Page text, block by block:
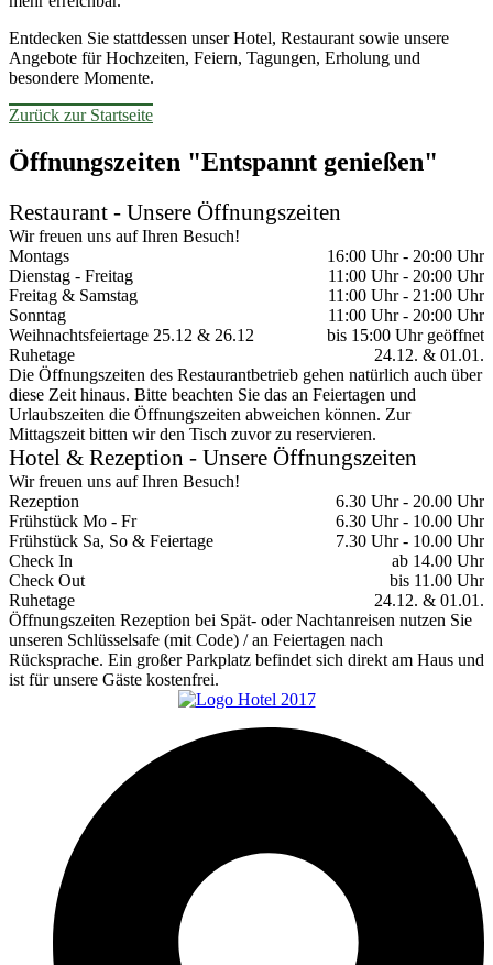
Entdecken Sie stattdessen unser Hotel, Restaurant sowie unsere
Angebote für Hochzeiten, Feiern, Tagungen, Erholung und
besondere Momente.
Zurück zur Startseite
Öffnungszeiten "Entspannt genießen"
Restaurant - Unsere Öffnungszeiten
Wir freuen uns auf Ihren Besuch!
Montags
16:00 Uhr - 20:00 Uhr
Dienstag - Freitag
11:00 Uhr - 20:00 Uhr
Freitag & Samstag
11:00 Uhr - 21:00 Uhr
Sonntag
11:00 Uhr - 20:00 Uhr
Weihnachtsfeiertage 25.12 & 26.12
bis 15:00 Uhr geöffnet
Ruhetage
24.12. & 01.01.
Die Öffnungszeiten des Restaurantbetrieb gehen natürlich auch über
diese Zeit hinaus. Bitte beachten Sie das an Feiertagen und
Urlaubszeiten die Öffnungszeiten abweichen können. Zur
Mittagszeit bitten wir den Tisch zuvor zu reservieren.
Hotel & Rezeption - Unsere Öffnungszeiten
Wir freuen uns auf Ihren Besuch!
Rezeption
6.30 Uhr - 20.00 Uhr
Frühstück Mo - Fr
6.30 Uhr - 10.00 Uhr
Frühstück Sa, So & Feiertage
7.30 Uhr - 10.00 Uhr
Check In
ab 14.00 Uhr
Check Out
bis 11.00 Uhr
Ruhetage
24.12. & 01.01.
Öffnungszeiten Rezeption bei Spät- oder Nachtanreisen nutzen Sie
unseren Schlüsselsafe (mit Code) / an Feiertagen nach
Rücksprache. Ein großer Parkplatz befindet sich direkt am Haus und
ist für unsere Gäste kostenfrei.